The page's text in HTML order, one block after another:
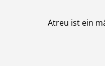
Atreu ist ein